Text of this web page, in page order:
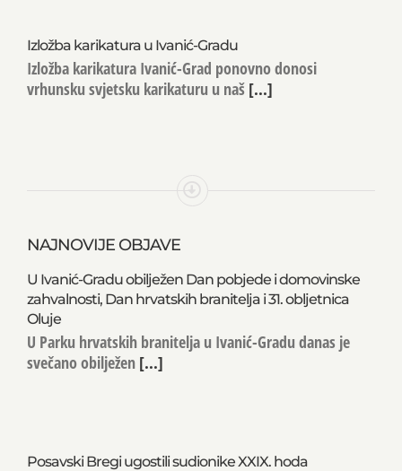
Izložba karikatura u Ivanić-Gradu
Izložba karikatura Ivanić-Grad ponovno donosi
vrhunsku svjetsku karikaturu u naš [...]
NAJNOVIJE OBJAVE
U Ivanić-Gradu obilježen Dan pobjede i domovinske
zahvalnosti, Dan hrvatskih branitelja i 31. obljetnica
Oluje
U Parku hrvatskih branitelja u Ivanić-Gradu danas je
svečano obilježen [...]
Posavski Bregi ugostili sudionike XXIX. hoda